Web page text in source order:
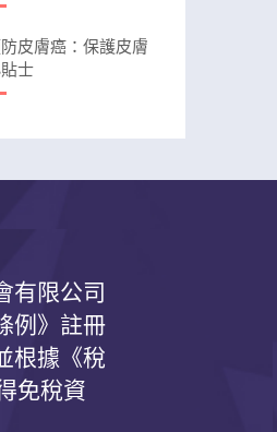
皮膚癌：保護皮膚
士
有限公司
例》註冊
根據《稅
免稅資